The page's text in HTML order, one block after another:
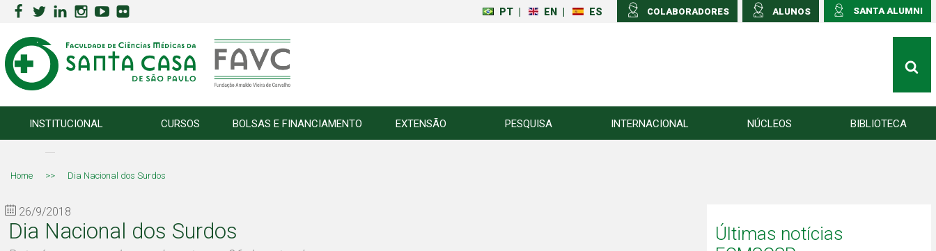
SANTA ALUMNI
ALUNOS
COLABORADORES
PT EN ES
INSTITUCIONAL CURSOS BOLSAS E FINANCIAMENTO EXTENSÃO PESQUISA INTERNACIONAL NÚCLEOS BIBLIOTECA
Home >> Dia Nacional dos Surdos
26/9/2018
Dia Nacional dos Surdos
Últimas notícias